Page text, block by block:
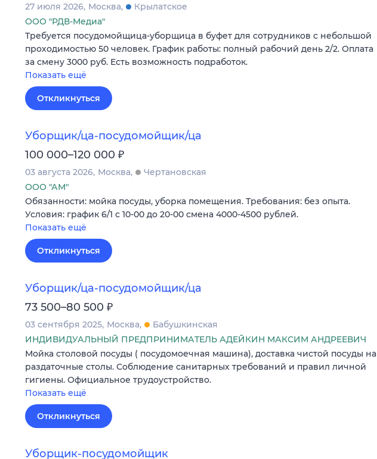
27 июля 2026 Москва
Крылатское
ООО "РДВ-Медиа"
Требуется посудомойщица-уборщица в буфет для сотрудников с небольшой
проходимостью 50 человек. График работы: полный рабочий день 2/2. Оплата
за смену 3000 руб. Есть возможность подработок.
Показать ещё
Откликнуться
Уборщик/ца-посудомойщик/ца
100 000–120 000 ₽
03 августа 2026 Москва
Чертановская
ООО "АМ"
Обязанности: мойка посуды, уборка помещения. Требования: без опыта.
Условия: график 6/1 с 10-00 до 20-00 смена 4000-4500 рублей.
Показать ещё
Откликнуться
Уборщик/ца-посудомойщик/ца
73 500–80 500 ₽
03 сентября 2025 Москва
Бабушкинская
ИНДИВИДУАЛЬНЫЙ ПРЕДПРИНИМАТЕЛЬ АДЕЙКИН МАКСИМ АНДРЕЕВИЧ
Мойка столовой посуды ( посудомоечная машина), доставка чистой посуды на
раздаточные столы. Соблюдение санитарных требований и правил личной
гигиены. Официальное трудоустройство.
Показать ещё
Откликнуться
Уборщик-посудомойщик